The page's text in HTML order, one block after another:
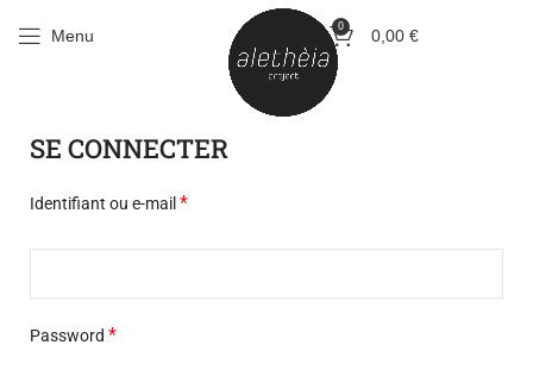
Menu 0 0,00 €
SE CONNECTER
Identifiant ou e-mail *
Password *